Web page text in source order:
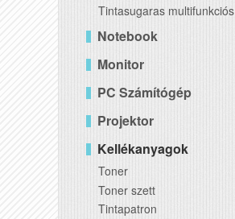
Tintasugaras multifunkciós
Notebook
Monitor
PC Számítógép
Projektor
Kellékanyagok
Toner
Toner szett
Tintapatron